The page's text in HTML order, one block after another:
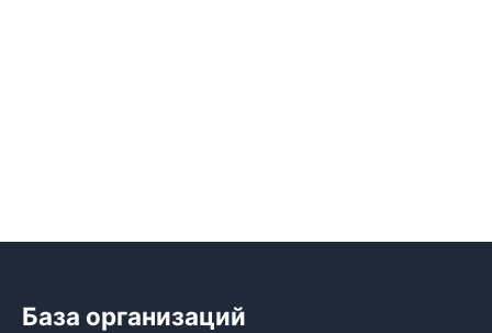
База организаций